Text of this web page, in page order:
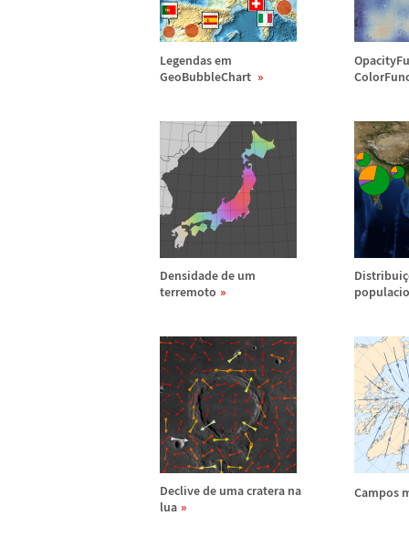
Legendas em
GeoBubbleChart
Densidade de um
terremoto
Distribuiç
Declive de uma cratera na
lua
Campos